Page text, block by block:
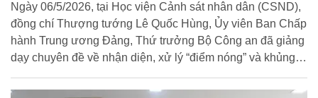
Ngày 06/5/2026, tại Học viện Cảnh sát nhân dân (CSND),
đồng chí Thượng tướng Lê Quốc Hùng, Ủy viên Ban Chấp
hành Trung ương Đảng, Thứ trưởng Bộ Công an đã giảng
dạy chuyên đề về nhận diện, xử lý “điểm nóng” và khủng